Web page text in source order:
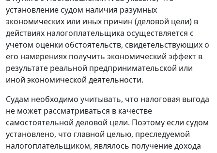
установление судом наличия разумных
экономических или иных причин (деловой цели) в
действиях налогоплательщика осуществляется с
учетом оценки обстоятельств, свидетельствующих о
его намерениях получить экономический эффект в
результате реальной предпринимательской или
иной экономической деятельности.
Судам необходимо учитывать, что налоговая выгода
не может рассматриваться в качестве
самостоятельной деловой цели. Поэтому если судом
установлено, что главной целью, преследуемой
налогоплательщиком, являлось получение дохода